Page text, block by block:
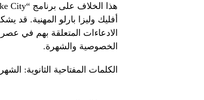
أفليك وليزا بارلو المهنية.
الادعاءات المتعلقة بهم في
الخصوصية والشهرة.
الكلمات المفتاحية الثانوية: